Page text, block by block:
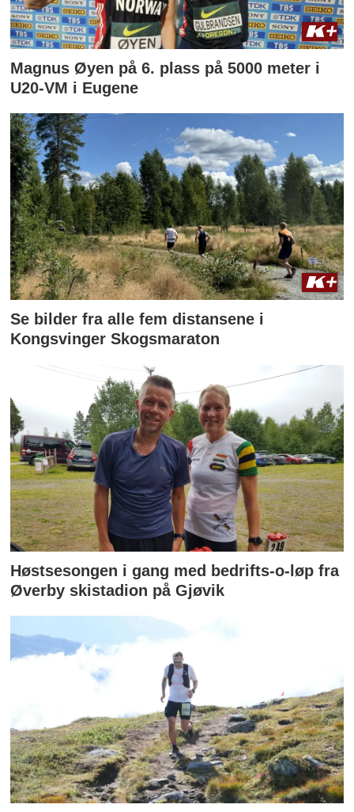
Magnus Øyen på 6. plass på 5000 meter i
U20-VM i Eugene
Se bilder fra alle fem distansene i
Kongsvinger Skogsmaraton
Høstsesongen i gang med bedrifts-o-løp fra
Øverby skistadion på Gjøvik